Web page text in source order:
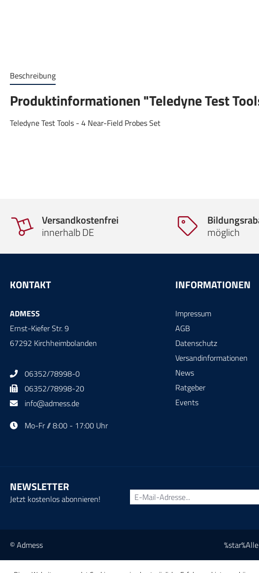
Beschreibung
Produktinformationen "Teledyne Test
Teledyne Test Tools - 4 Near-Field Probes Set
Versandkostenfrei
innerhalb DE
möglich
KONTAKT
ADMESS
Ernst-Kiefer Str. 9
67292 Kirchheimbolanden
06352/78998-0
06352/78998-20
info@admess.de
Mo-Fr // 8:00 - 17:00 Uhr
INFORMATIONEN
Impressum
AGB
Datenschutz
Versandinformationen
News
Ratgeber
Events
NEWSLETTER
Jetzt kostenlos abonnieren!
© Admess